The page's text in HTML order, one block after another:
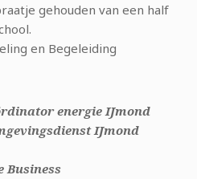
gehouden van een half
en Begeleiding
energie IJmond
IJmond
Business